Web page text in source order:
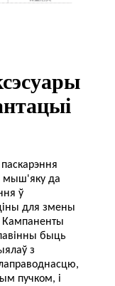
мыш'яку да
ў
для змены
Кампаненты
быць
з
пучком, і